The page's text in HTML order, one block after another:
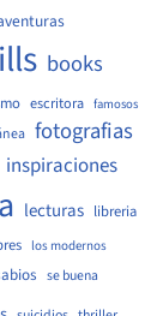
books
escritora famosos
fotografias
inspiraciones
lecturas libreria
los modernos
se buena